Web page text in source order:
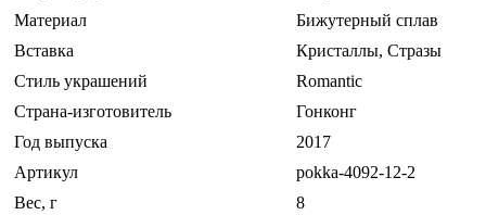
Материал
Бижутерный сплав
Вставка
Кристаллы, Стразы
Стиль украшений
Romantic
Страна-изготовитель
Гонконг
Год выпуска
2017
Артикул
pokka-4092-12-2
Вес, г
8